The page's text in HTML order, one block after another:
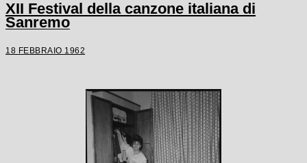
XII Festival della canzone italiana di
Sanremo
18 FEBBRAIO 1962